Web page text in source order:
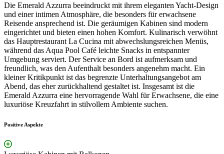
Die Emerald Azzurra beeindruckt mit ihrem eleganten Yacht-Design
und einer intimen Atmosphäre, die besonders für erwachsene
Reisende ansprechend ist. Die geräumigen Kabinen sind modern
eingerichtet und bieten einen hohen Komfort. Kulinarisch verwöhnt
das Hauptrestaurant La Cucina mit abwechslungsreichen Menüs,
während das Aqua Pool Café leichte Snacks in entspannter
Umgebung serviert. Der Service an Bord ist aufmerksam und
freundlich, was den Aufenthalt besonders angenehm macht. Ein
kleiner Kritikpunkt ist das begrenzte Unterhaltungsangebot am
Abend, das eher zurückhaltend gestaltet ist. Insgesamt ist die
Emerald Azzurra eine hervorragende Wahl für Erwachsene, die eine
luxuriöse Kreuzfahrt in stilvollem Ambiente suchen.
Positive Aspekte